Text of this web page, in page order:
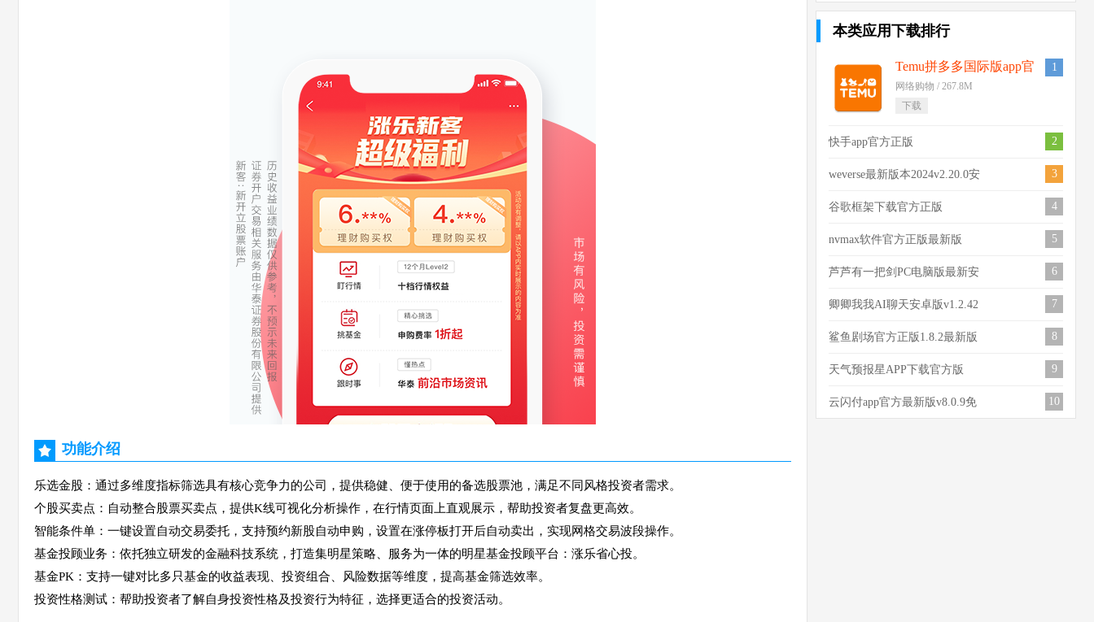
功能介绍
乐选金股：通过多维度指标筛选具有核心竞争力的公司，提供稳健、便于使用的备选股票池，满足不同风格投资者需求。
个股买卖点：自动整合股票买卖点，提供K线可视化分析操作，在行情页面上直观展示，帮助投资者复盘更高效。
智能条件单：一键设置自动交易委托，支持预约新股自动申购，设置在涨停板打开后自动卖出，实现网格交易波段操作。
基金投顾业务：依托独立研发的金融科技系统，打造集明星策略、服务为一体的明星基金投顾平台：涨乐省心投。
基金PK：支持一键对比多只基金的收益表现、投资组合、风险数据等维度，提高基金筛选效率。
投资性格测试：帮助投资者了解自身投资性格及投资行为特征，选择更适合的投资活动。
本类应用下载排行
Temu拼多多国际版app官
方下载最新版v2.61.0
网络购物 / 267.8M
下载
1
快手app官方正版
v14.5.10.48350安卓版
2
weverse最新版本2024v2.20.0安
卓版
3
谷歌框架下载官方正版
v24.32.33 (040400-662265838)
4
nvmax软件官方正版最新版
v7.1.6 安卓版
5
芦芦有一把剑PC电脑版最新安
卓版v1.0 最新版
6
卿卿我我AI聊天安卓版v1.2.42
最新版
7
鲨鱼剧场官方正版1.8.2最新版 8
天气预报星APP下载官方版
1.4.0.1
9
云闪付app官方最新版v8.0.9免 10